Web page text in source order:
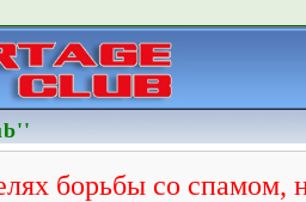
борьбы со спамом,